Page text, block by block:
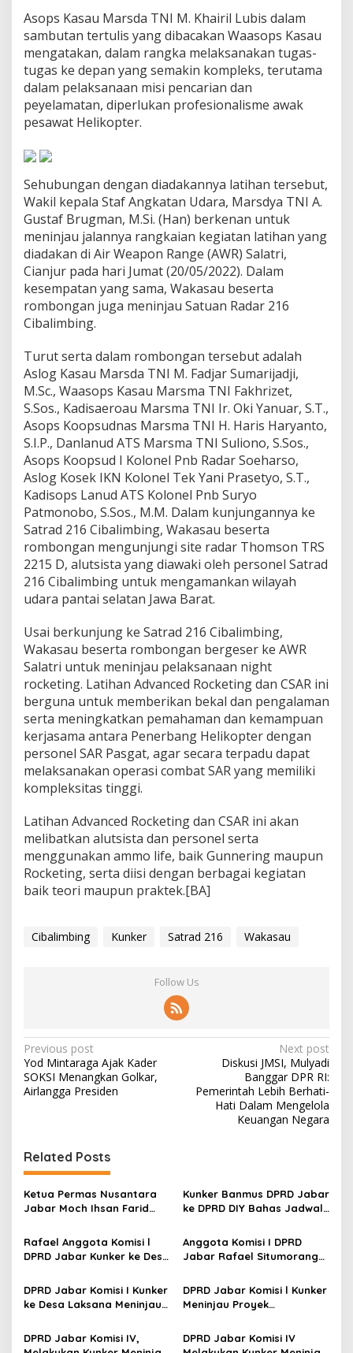
h
a
n
A
d
v
a
n
o
c
k
e
t
i
n
g
A
o
m
b
a
t
S
a
r
Asops Kasau Marsda TNI M. Khairil Lubis dalam
sambutan tertulis yang dibacakan Waasops Kasau
mengatakan, dalam rangka melaksanakan tugas-
tugas ke depan yang semakin kompleks, terutama
dalam pelaksanaan misi pencarian dan
peyelamatan, diperlukan profesionalisme awak
pesawat Helikopter.
Sehubungan dengan diadakannya latihan tersebut,
Wakil kepala Staf Angkatan Udara, Marsdya TNI A.
Gustaf Brugman, M.Si. (Han) berkenan untuk
meninjau jalannya rangkaian kegiatan latihan yang
diadakan di Air Weapon Range (AWR) Salatri,
Cianjur pada hari Jumat (20/05/2022). Dalam
kesempatan yang sama, Wakasau beserta
rombongan juga meninjau Satuan Radar 216
Cibalimbing.
Turut serta dalam rombongan tersebut adalah
Aslog Kasau Marsda TNI M. Fadjar Sumarijadji,
M.Sc., Waasops Kasau Marsma TNI Fakhrizet,
S.Sos., Kadisaeroau Marsma TNI Ir. Oki Yanuar, S.T.,
Asops Koopsudnas Marsma TNI H. Haris Haryanto,
S.I.P., Danlanud ATS Marsma TNI Suliono, S.Sos.,
Asops Koopsud I Kolonel Pnb Radar Soeharso,
Aslog Kosek IKN Kolonel Tek Yani Prasetyo, S.T.,
Kadisops Lanud ATS Kolonel Pnb Suryo
Patmonobo, S.Sos., M.M. Dalam kunjungannya ke
Satrad 216 Cibalimbing, Wakasau beserta
rombongan mengunjungi site radar Thomson TRS
2215 D, alutsista yang diawaki oleh personel Satrad
216 Cibalimbing untuk mengamankan wilayah
udara pantai selatan Jawa Barat.
Usai berkunjung ke Satrad 216 Cibalimbing,
Wakasau beserta rombongan bergeser ke AWR
Salatri untuk meninjau pelaksanaan night
rocketing. Latihan Advanced Rocketing dan CSAR ini
berguna untuk memberikan bekal dan pengalaman
serta meningkatkan pemahaman dan kemampuan
kerjasama antara Penerbang Helikopter dengan
personel SAR Pasgat, agar secara terpadu dapat
melaksanakan operasi combat SAR yang memiliki
kompleksitas tinggi.
Latihan Advanced Rocketing dan CSAR ini akan
melibatkan alutsista dan personel serta
menggunakan ammo life, baik Gunnering maupun
Rocketing, serta diisi dengan berbagai kegiatan
baik teori maupun praktek.[BA]
Cibalimbing Kunker Satrad 216 Wakasau
Follow Us
P
o
s
a
v
i
a
i
o
n
Previous post
Yod Mintaraga Ajak Kader
SOKSI Menangkan Golkar,
Airlangga Presiden
Next post
Diskusi JMSI, Mulyadi
Banggar DPR RI:
Pemerintah Lebih Berhati-
Hati Dalam Mengelola
Keuangan Negara
Related Posts
Ketua Permas Nusantara
Jabar Moch Ihsan Farid
Wapres Gibran di
Kabupaten Bandung
Kunker Banmus DPRD Jabar
ke DPRD DIY Bahas Jadwal
Rafael Anggota Komisi l
DPRD Jabar Kunker ke Desa
Desa Mandiri
Anggota Komisi I DPRD
Jabar Rafael Situmorang
Karawang Terkait Desa
Mandiri
DPRD Jabar Komisi I Kunker
ke Desa Laksana Meninjau
Pengembangan Desa
DPRD Jabar Komisi l Kunker
Meninjau Proyek
Padamukti dan Desa
Cibodas
DPRD Jabar Komisi IV,
DPRD Jabar Komisi IV